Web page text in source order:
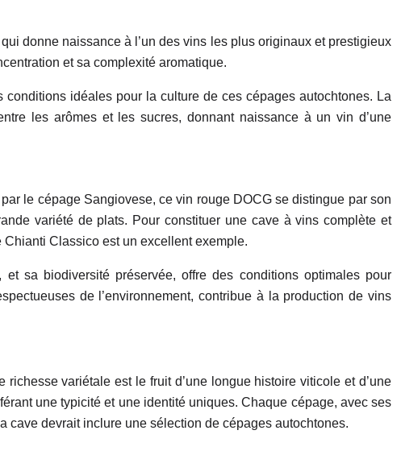
donne naissance à l’un des vins les plus originaux et prestigieux
et sa complexité aromatique.
idéales pour la culture de ces cépages autochtones. La
les arômes et les sucres, donnant naissance à un vin d’une
le cépage Sangiovese, ce vin rouge DOCG se distingue par son
variété de plats. Pour constituer une cave à vins complète et
Classico est un excellent exemple.
sa biodiversité préservée, offre des conditions optimales pour
de l’environnement, contribue à la production de vins
variétale est le fruit d’une longue histoire viticole et d’une
une typicité et une identité uniques. Chaque cépage, avec ses
devrait inclure une sélection de cépages autochtones.